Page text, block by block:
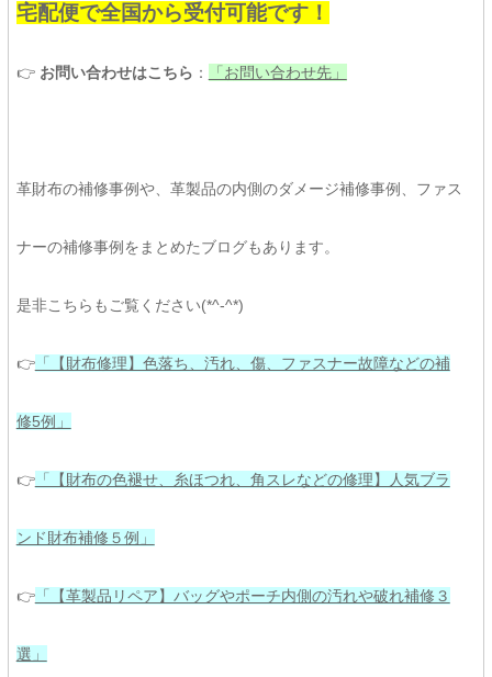
宅配便で全国から受付可能です！
👉 お問い合わせはこちら ： 「お問い合わせ先」
革財布の補修事例や、革製品の内側のダメージ補修事例、ファス
ナーの補修事例をまとめたブログもあります。
是非こちらもご覧ください(*^-^*)
👉「【財布修理】色落ち、汚れ、傷、ファスナー故障などの補
修5例」
👉「【財布の色褪せ、糸ほつれ、角スレなどの修理】人気ブラ
ンド財布補修５例」
👉「【革製品リペア】バッグやポーチ内側の汚れや破れ補修３
選」